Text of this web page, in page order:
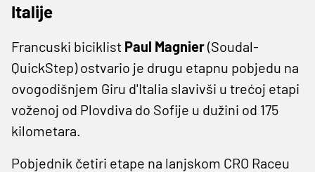
Italije
Francuski biciklist Paul Magnier(Soudal-
QuickStep) ostvario je drugu etapnu pobjedu na
ovogodišnjem Giru d'Italia slavivši u trećoj etapi
voženoj od Plovdiva do Sofije u dužini od 175
kilometara.
Pobjednik četiri etape na lanjskom CRO Raceu